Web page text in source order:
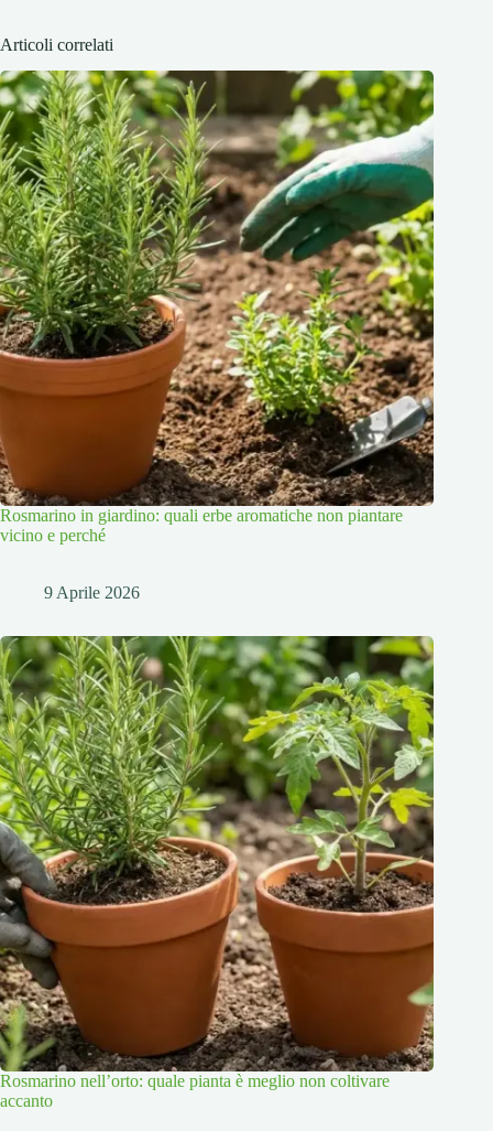
Articoli correlati
Rosmarino in giardino: quali erbe aromatiche non piantare
vicino e perché
9 Aprile 2026
Rosmarino nell’orto: quale pianta è meglio non coltivare
accanto